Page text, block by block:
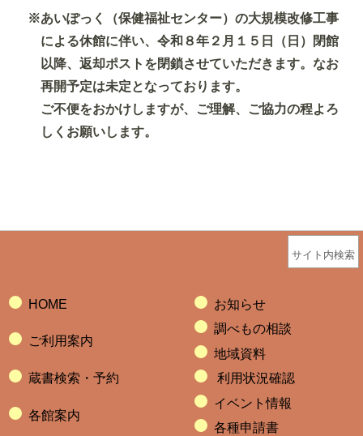
※あいぽっく（保健福祉センター）の大規模改修工事
による休館に伴い、令和８年２月１５日（日）閉館
以降、返却ポストを閉鎖させていただきます。なお
再開予定は未定となっております。
ご不便をおかけしますが、ご理解、ご協力の程よろ
しくお願いします。
サイト内検索
HOME
ご利用案内
蔵書検索・予約
各館案内
お知らせ
調べもの相談
地域資料
利用状況確認
イベント情報
各種申請書